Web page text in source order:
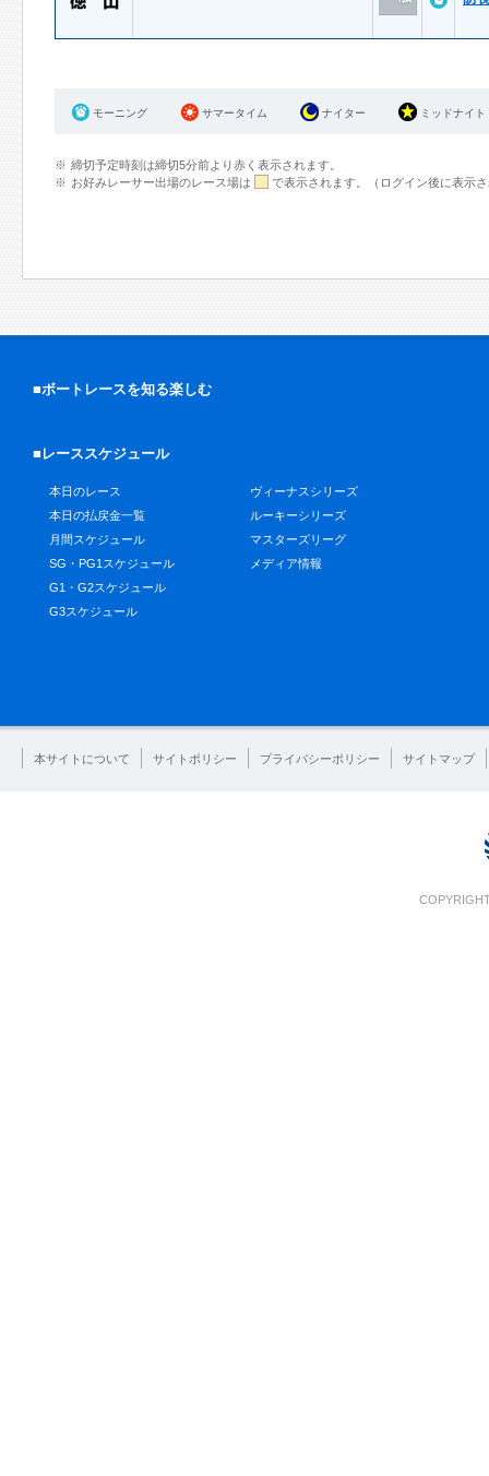
モーニング サマータイム ナイター ミッドナイト
締切予定時刻は締切5分前より赤く表示されます。
お好みレーサー出場のレース場は
で表示されます。（ログイン後に表示
■ボートレースを知る楽しむ
■レーススケジュール
本日のレース
本日の払戻金一覧
月間スケジュール
SG・PG1スケジュール
G1・G2スケジュール
G3スケジュール
ヴィーナスシリーズ
ルーキーシリーズ
マスターズリーグ
メディア情報
本サイトについて サイトポリシー プライバシーポリシー サイトマップ